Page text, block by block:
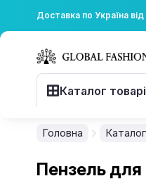
Доставка по Україна
Каталог
Головна Каталог
Пензель для